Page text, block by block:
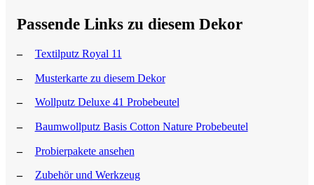
Passende Links zu diesem Dekor
Textilputz Royal 11
Musterkarte zu diesem Dekor
Wollputz Deluxe 41 Probebeutel
Baumwollputz Basis Cotton Nature Probebeutel
Probierpakete ansehen
Zubehör und Werkzeug